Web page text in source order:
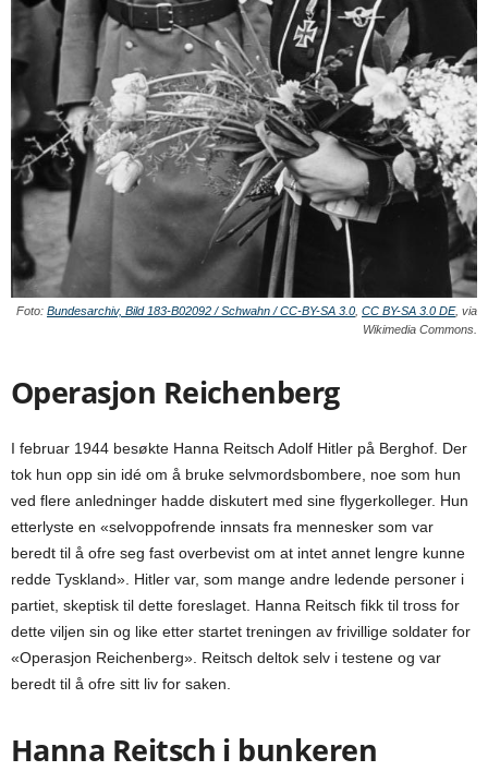
Foto: Bundesarchiv, Bild 183-B02092 / Schwahn / CC-BY-SA 3.0 CC BY-SA 3.0 DE, via
Wikimedia Commons.
Operasjon Reichenberg
I februar 1944 besøkte Hanna Reitsch Adolf Hitler på Berghof. Der
tok hun opp sin idé om å bruke selvmordsbombere, noe som hun
ved flere anledninger hadde diskutert med sine flygerkolleger. Hun
etterlyste en «selvoppofrende innsats fra mennesker som var
beredt til å ofre seg fast overbevist om at intet annet lengre kunne
redde Tyskland». Hitler var, som mange andre ledende personer i
partiet, skeptisk til dette foreslaget. Hanna Reitsch fikk til tross for
dette viljen sin og like etter startet treningen av frivillige soldater for
«Operasjon Reichenberg». Reitsch deltok selv i testene og var
beredt til å ofre sitt liv for saken.
Hanna Reitsch i bunkeren